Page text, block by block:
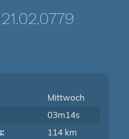
Mittwoch
03m14s
114 km